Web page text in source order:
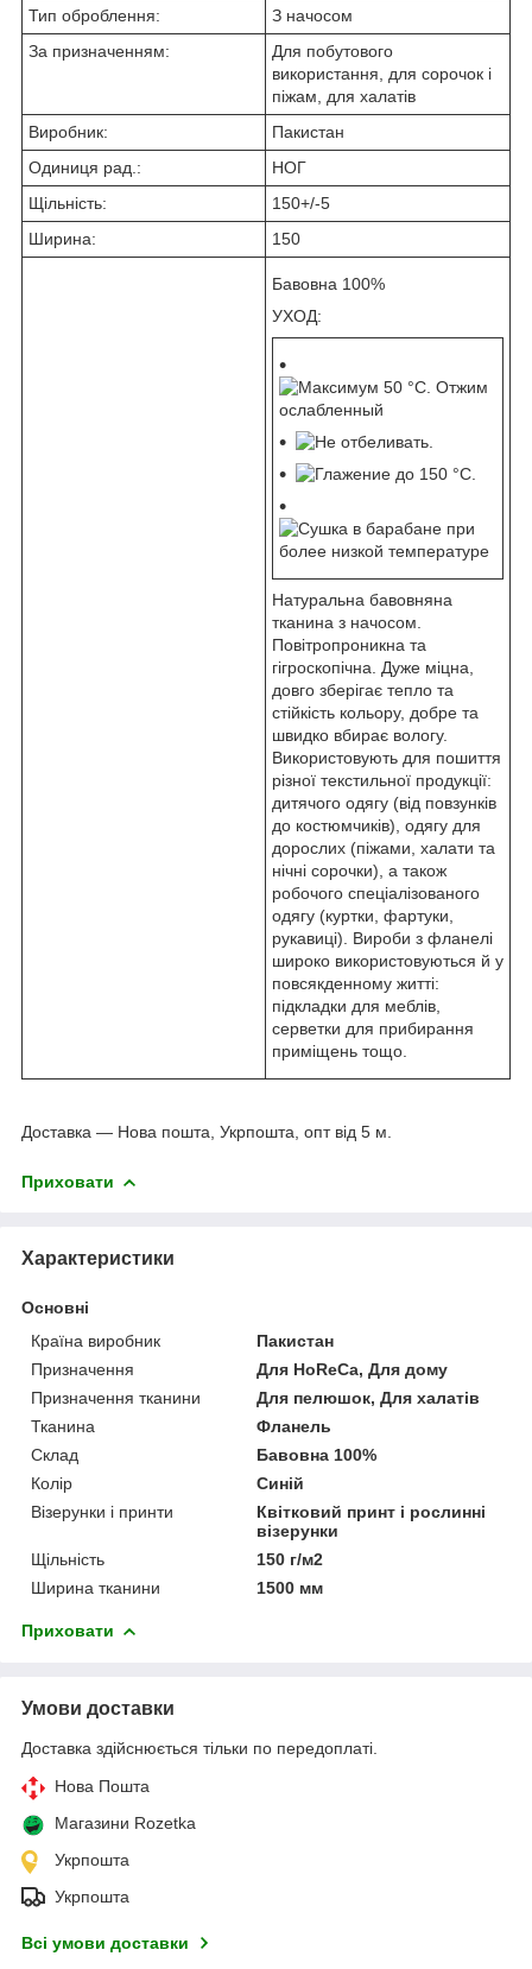
Тип оброблення:
З начосом
За призначенням:
Для побутового
використання, для сорочок і
піжам, для халатів
Виробник:
Пакистан
Одиниця рад.:
НОГ
Щільність:
150+/-5
Ширина:
150
Бавовна 100%
УХОД:
Натуральна бавовняна
тканина з начосом.
Повітропроникна та
гігроскопічна. Дуже міцна,
довго зберігає тепло та
стійкість кольору, добре та
швидко вбирає вологу.
Використовують для пошиття
різної текстильної продукції:
дитячого одягу (від повзунків
до костюмчиків), одягу для
дорослих (піжами, халати та
нічні сорочки), а також
робочого спеціалізованого
одягу (куртки, фартуки,
рукавиці). Вироби з фланелі
широко використовуються й у
повсякденному житті:
підкладки для меблів,
серветки для прибирання
приміщень тощо.
Доставка — Нова пошта, Укрпошта, опт від 5 м.
Приховати
Характеристики
Основні
Країна виробник
Пакистан
Призначення
Для HoReCa, Для дому
Призначення тканини
Для пелюшок, Для халатів
Тканина
Фланель
Склад
Бавовна 100%
Колір
Синій
Візерунки і принти
Квітковий принт і рослинні
візерунки
Щільність
150 г/м2
Ширина тканини
1500 мм
Приховати
Умови доставки
Доставка здійснюється тільки по передоплаті.
Нова Пошта
Магазини Rozetka
Укрпошта
Укрпошта
Всі умови доставки